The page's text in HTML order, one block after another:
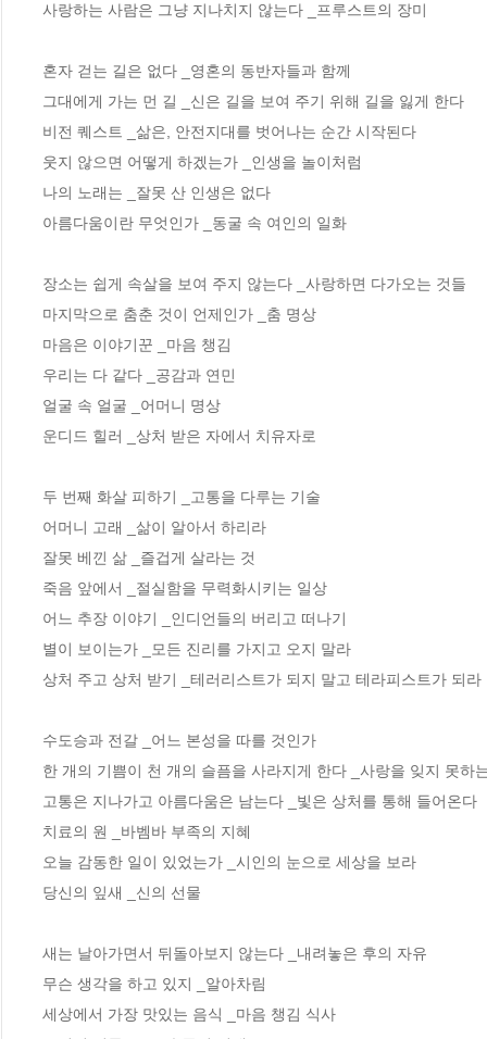
사랑하는 사람은 그냥 지나치지 않는다 _프루스트의 장미
혼자 걷는 길은 없다 _영혼의 동반자들과 함께
그대에게 가는 먼 길 _신은 길을 보여 주기 위해 길을 잃게 한다
비전 퀘스트 _삶은, 안전지대를 벗어나는 순간 시작된다
웃지 않으면 어떻게 하겠는가 _인생을 놀이처럼
나의 노래는 _잘못 산 인생은 없다
아름다움이란 무엇인가 _동굴 속 여인의 일화
장소는 쉽게 속살을 보여 주지 않는다 _사랑하면 다가오는 것들
마지막으로 춤춘 것이 언제인가 _춤 명상
마음은 이야기꾼 _마음 챙김
우리는 다 같다 _공감과 연민
얼굴 속 얼굴 _어머니 명상
운디드 힐러 _상처 받은 자에서 치유자로
두 번째 화살 피하기 _고통을 다루는 기술
어머니 고래 _삶이 알아서 하리라
잘못 베낀 삶 _즐겁게 살라는 것
죽음 앞에서 _절실함을 무력화시키는 일상
어느 추장 이야기 _인디언들의 버리고 떠나기
별이 보이는가 _모든 진리를 가지고 오지 말라
상처 주고 상처 받기 _테러리스트가 되지 말고 테라피스트가 되라
수도승과 전갈 _어느 본성을 따를 것인가
한 개의 기쁨이 천 개의 슬픔을 사라지게 한다 _사랑을 잊지 못하
고통은 지나가고 아름다움은 남는다 _빛은 상처를 통해 들어온다
치료의 원 _바벰바 부족의 지혜
오늘 감동한 일이 있었는가 _시인의 눈으로 세상을 보라
당신의 잎새 _신의 선물
새는 날아가면서 뒤돌아보지 않는다 _내려놓은 후의 자유
무슨 생각을 하고 있지 _알아차림
세상에서 가장 맛있는 음식 _마음 챙김 식사